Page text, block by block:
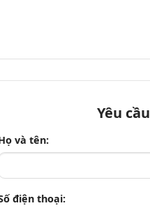
Yêu
và tên:
điện thoại: